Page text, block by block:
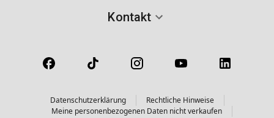
Kontakt
Datenschutzerklärung
Rechtliche Hinweise
Meine personenbezogenen Daten nicht verkaufen